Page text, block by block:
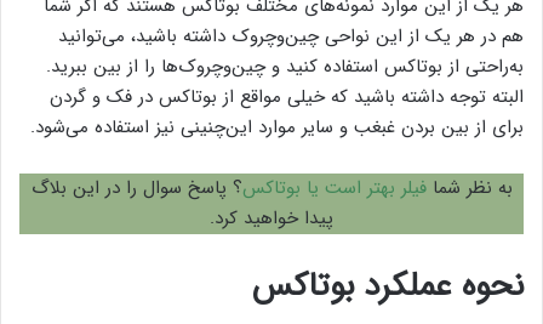
هم در هر یک از این نواحی چین‌وچروک داشته باشید، می‌توانید
به‌راحتی از بوتاکس استفاده کنید و چین‌وچروک‌ها را از بین ببرید.
البته توجه داشته باشید که خیلی مواقع از بوتاکس در فک و گردن
برای از بین بردن غبغب و سایر موارد این‌چنینی نیز استفاده می‌شود.
به نظر شمافیلر بهتر است یا بوتاکس؟ پاسخ سوال را در این بلاگ
پیدا خواهید کرد.
نحوه عملکرد بوتاکس